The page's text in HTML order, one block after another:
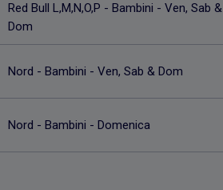
Red Bull L,M,N,O,P - Bambini - Ven, Sab &
Dom
Nord - Bambini - Ven, Sab & Dom
Nord - Bambini - Domenica